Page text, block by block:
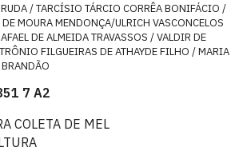
/ TARCÍSIO TÁRCIO CORRÊA BONIFÁCIO /
MOURA MENDONÇA/ULRICH VASCONCELOS
DE ALMEIDA TRAVASSOS / VALDIR DE
FILGUEIRAS DE ATHAYDE FILHO / MARIA
7 A2
COLETA DE MEL